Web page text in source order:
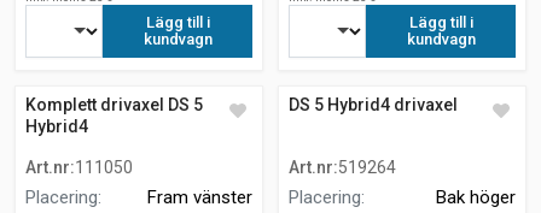
Lägg till i
kundvagn
Lägg till i
kundvagn
Komplett drivaxel DS 5
Hybrid4
Art.nr:111050
Placering:
Fram vänster
DS 5 Hybrid4 drivaxel
Art.nr:519264
Placering:
Bak höger